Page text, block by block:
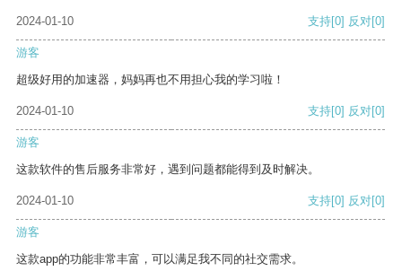
2024-01-10 支持[0] 反对[0]
游客
超级好用的加速器，妈妈再也不用担心我的学习啦！
2024-01-10 支持[0] 反对[0]
游客
这款软件的售后服务非常好，遇到问题都能得到及时解决。
2024-01-10 支持[0] 反对[0]
游客
这款app的功能非常丰富，可以满足我不同的社交需求。